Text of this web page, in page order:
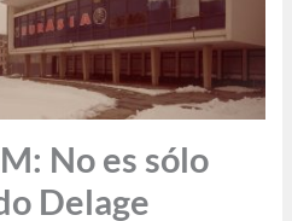
No es sólo
Delage